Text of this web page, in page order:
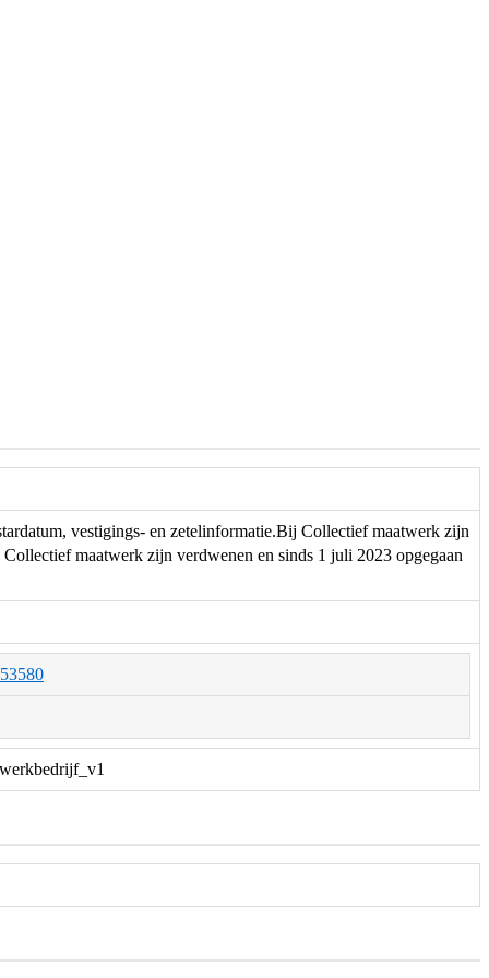
vestigings- en zetelinformatie.Bij Collectief maatwerk zijn
maatwerk zijn verdwenen en sinds 1 juli 2023 opgegaan